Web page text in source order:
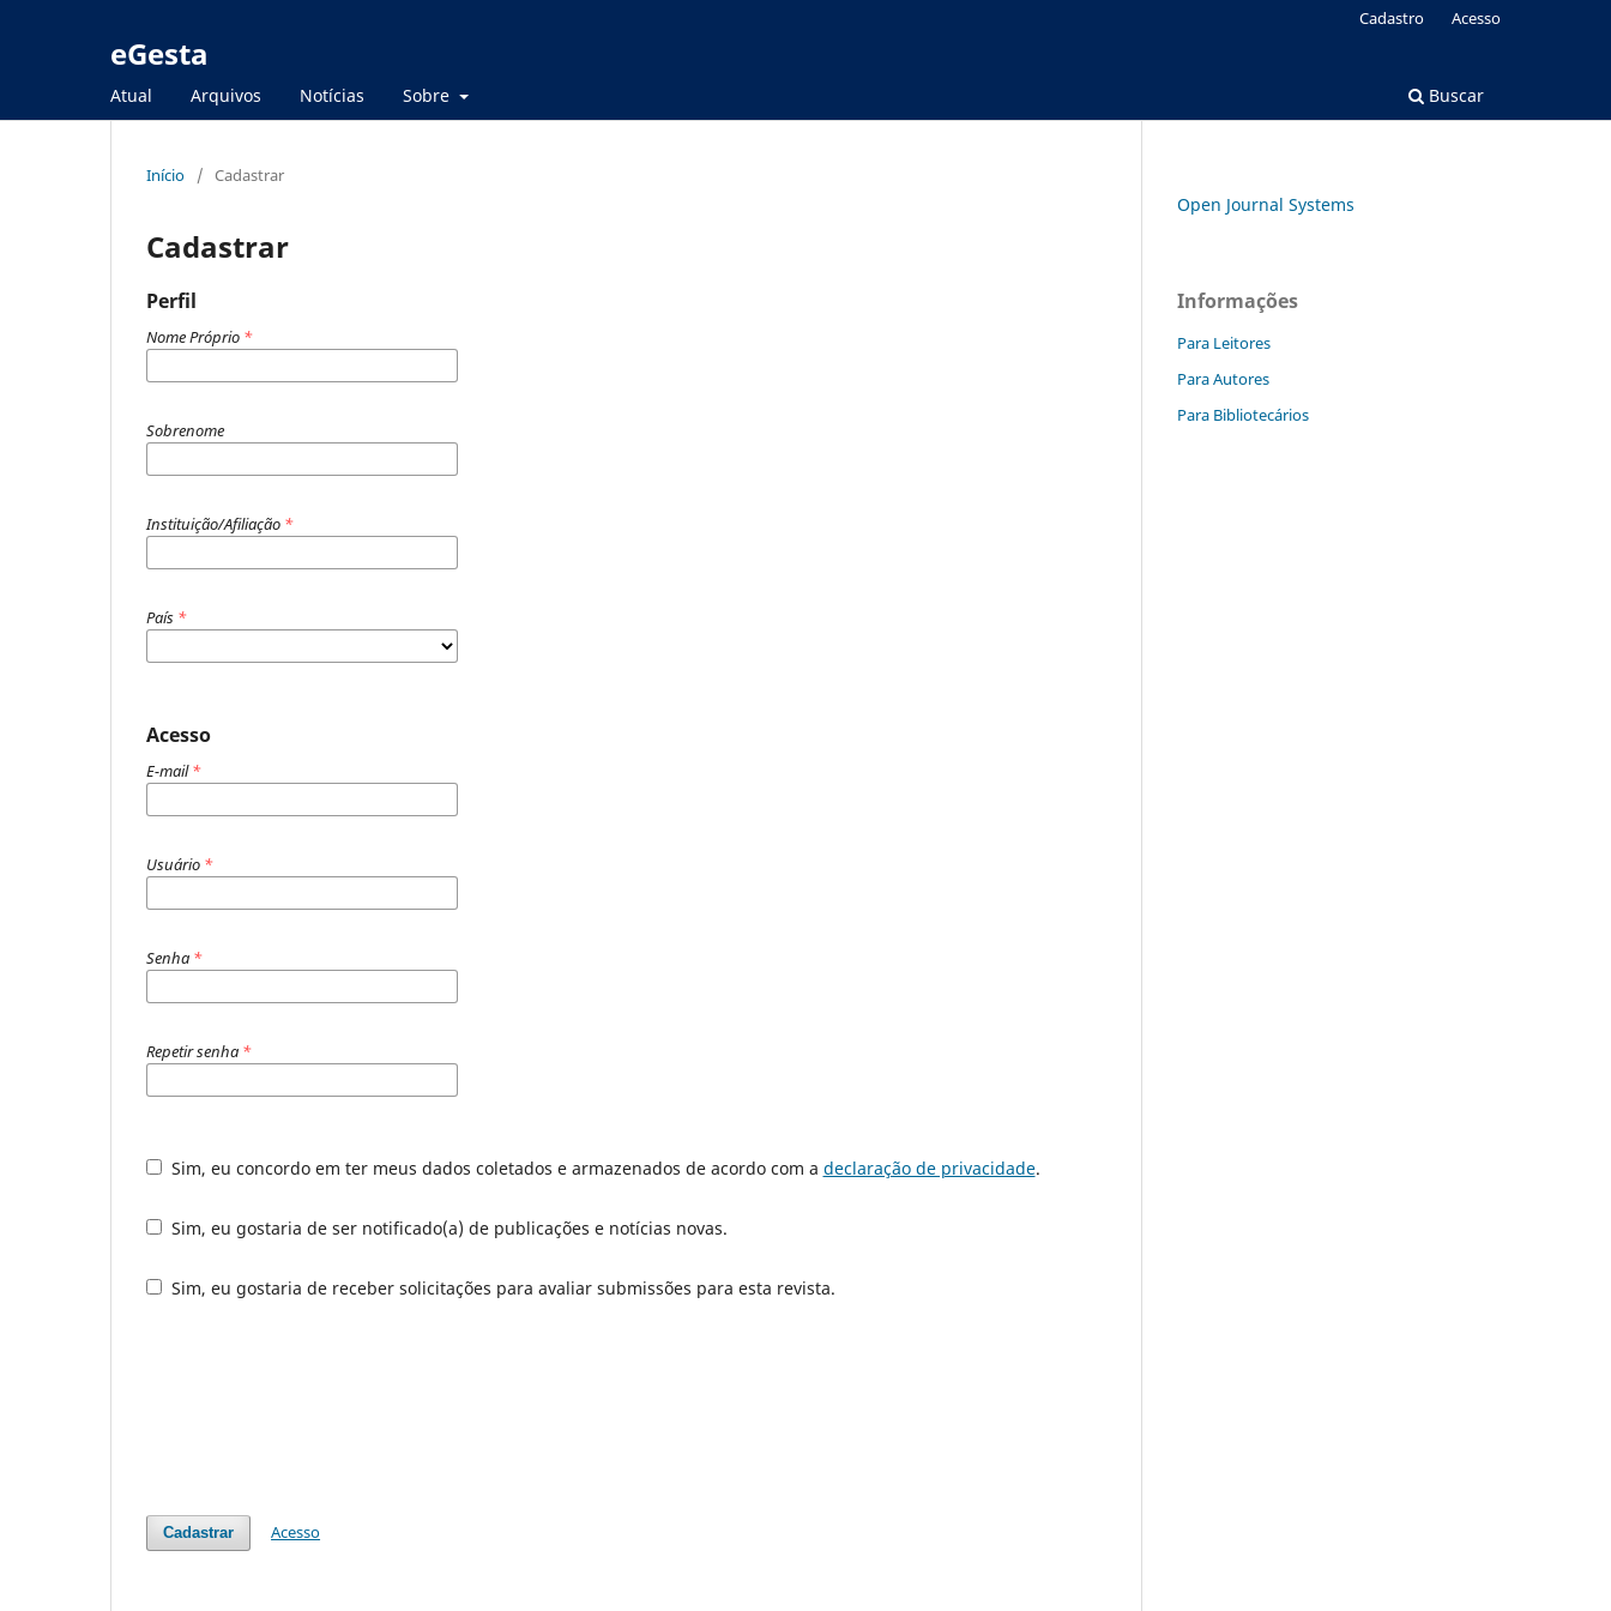
eGesta
Atual Arquivos Notícias Sobre Buscar
Cadastro Acesso
Início / Cadastrar
Cadastrar
Perfil
Nome Próprio *
Sobrenome
Instituição/Afiliação *
País *
Acesso
E-mail*
Usuário *
Senha *
Repetir senha *
Sim, eu concordo em ter meus dados coletados e armazenados de acordo com a declaração de privacidade.
Sim, eu gostaria de ser notificado(a) de publicações e notícias novas.
Sim, eu gostaria de receber solicitações para avaliar submissões para esta revista.
Cadastrar Acesso
Open Journal Systems
Informações
Para Leitores
Para Autores
Para Bibliotecários